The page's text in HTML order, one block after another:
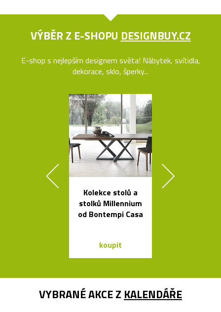
VÝBĚR Z E-SHOPU DESIGNBUY.CZ
E-shop s nejlepším designem světa! Nábytek, svítidla,
dekorace, sklo, šperky...
Kolekce stolů a
stolků Millennium
od Bontempi Casa
koupit
VYBRANÉ AKCE Z KALENDÁŘE